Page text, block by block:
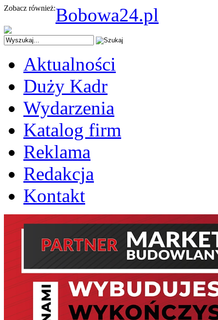
Zobacz również:Bobowa24.pl
Aktualności
Duży Kadr
Wydarzenia
Katalog firm
Reklama
Redakcja
Kontakt